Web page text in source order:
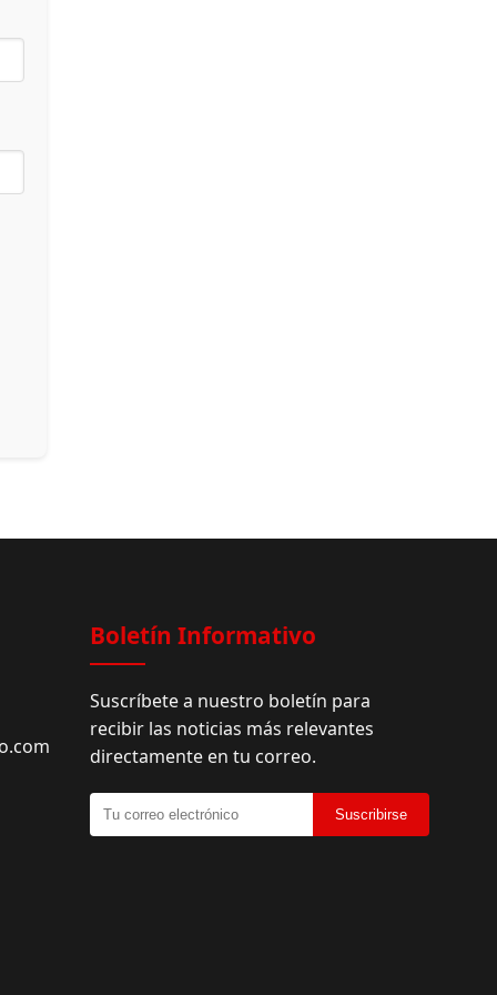
Boletín Informativo
Suscríbete a nuestro boletín para
recibir las noticias más relevantes
directamente en tu correo.
Suscribirse